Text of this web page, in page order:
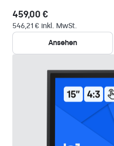
459,00 €
546,21 € inkl. MwSt.
Ansehen